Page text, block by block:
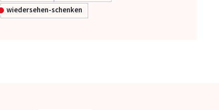
wiedersehen-schenken